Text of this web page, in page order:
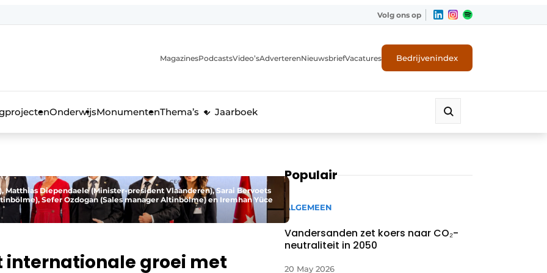
Volg ons op
MagazinesPodcastsVideo’sAdverterenNieuwsbriefVacatures Bedrijvenindex
OnderwijsMonumentenThema’s Jaarboek
Matthias Diependaele (Minister-president Vlaanderen), Sarai Bervoets
Sefer Ozdogan (Sales manager Altinbölme) en Iremhan Yüce
internationale groei met
Populair
ALGEMEEN
Vandersanden zet koers naar CO₂-
neutraliteit in 2050
20 May 2026